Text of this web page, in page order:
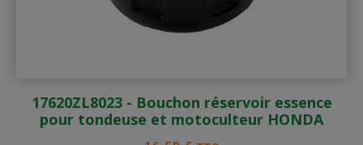
17620ZL8023 - Bouchon réservoir essence
pour tondeuse et motoculteur HONDA